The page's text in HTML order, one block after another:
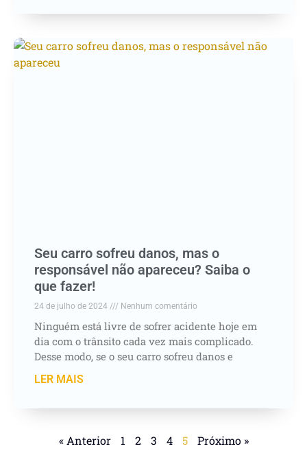
Seu carro sofreu danos, mas o
responsável não apareceu? Saiba o
que fazer!
24 de julho de 2024 Nenhum comentário
Ninguém está livre de sofrer acidente hoje em
dia com o trânsito cada vez mais complicado.
Desse modo, se o seu carro sofreu danos e
LER MAIS
« Anterior 1 2 3 4 5 Próximo »